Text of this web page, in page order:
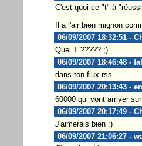
C'est quoi ce "t" à
Il a l'air bien mignon
06/09/2007 18:32:51 -
Quel T ????? ;)
06/09/2007 18:46:48 -
dans ton flux rss
06/09/2007 20:13:43 -
60000 qui vont arriver
06/09/2007 20:17:49 -
J'aimerais bien :)
06/09/2007 21:06:27 -